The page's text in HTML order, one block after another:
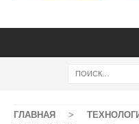
ГЛАВНАЯ >